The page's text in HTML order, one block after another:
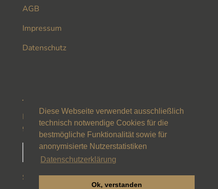
Diese Webseite verwendet ausschließlich
technisch notwendige Cookies für die
bestmögliche Funktionalität sowie für
anonymisierte Nutzerstatistiken
Datenschutzerklärung
Ok, verstanden
JUGENDSCHUTZ
Diese Webseite ist mit dem JuSProg-Label
gekennzeichnet
SOCIAL MEDIA
AGB
Impressum
Datenschutz